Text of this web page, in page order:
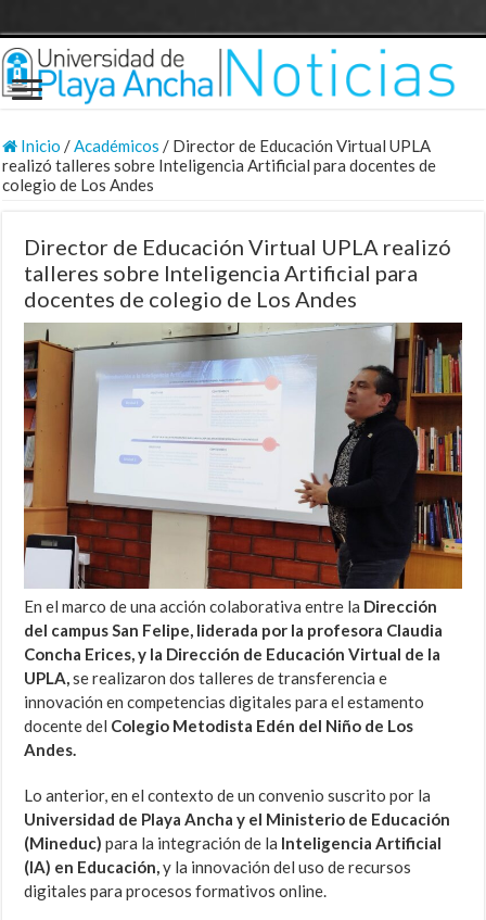
Inicio /Académicos / Director de Educación Virtual UPLA
realizó talleres sobre Inteligencia Artificial para docentes de
colegio de Los Andes
Director de Educación Virtual UPLA realizó
talleres sobre Inteligencia Artificial para
docentes de colegio de Los Andes
En el marco de una acción colaborativa entre la Dirección
del campus San Felipe, liderada por la profesora Claudia
Concha Erices, y la Dirección de Educación Virtual de la
UPLA,se realizaron dos talleres de transferencia e
innovación en competencias digitales para el estamento
docente del Colegio Metodista Edén del Niño de Los
Andes.
Lo anterior, en el contexto de un convenio suscrito por la
Universidad de Playa Ancha y el Ministerio de Educación
(Mineduc) para la integración de la Inteligencia Artificial
(IA) en Educación,y la innovación del uso de recursos
digitales para procesos formativos online.